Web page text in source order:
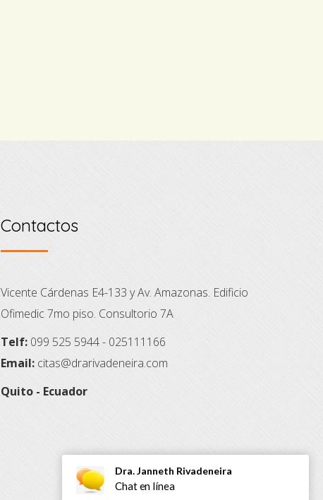
Contactos
Vicente Cárdenas E4-133 y Av. Amazonas. Edificio
Ofimedic 7mo piso. Consultorio 7A
Telf: 099 525 5944 - 025111166
Email: citas@drarivadeneira.com
Quito - Ecuador